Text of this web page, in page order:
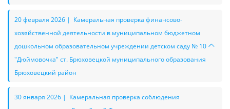
20 февраля 2026 | Камеральная проверка финансово-
хозяйственной деятельности в муниципальном бюджетном
дошкольном образовательном учреждении детском саду № 10
"Дюймовочка" ст. Брюховецкой муниципального образования
Брюховецкий район
30 января 2026 | Камеральная проверка соблюдения